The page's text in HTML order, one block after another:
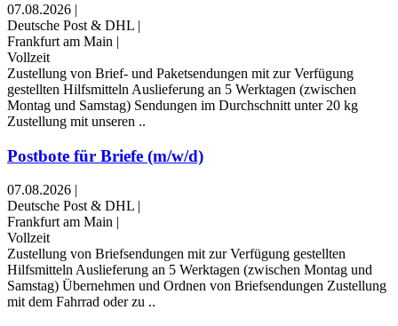
07.08.2026 |
Deutsche Post & DHL |
Frankfurt am Main |
Vollzeit
Zustellung von Brief- und Paketsendungen mit zur Verfügung
gestellten Hilfsmitteln Auslieferung an 5 Werktagen (zwischen
Montag und Samstag) Sendungen im Durchschnitt unter 20 kg
Zustellung mit unseren ..
Postbote für Briefe (m/w/d)
07.08.2026 |
Deutsche Post & DHL |
Frankfurt am Main |
Vollzeit
Zustellung von Briefsendungen mit zur Verfügung gestellten
Hilfsmitteln Auslieferung an 5 Werktagen (zwischen Montag und
Samstag) Übernehmen und Ordnen von Briefsendungen Zustellung
mit dem Fahrrad oder zu ..